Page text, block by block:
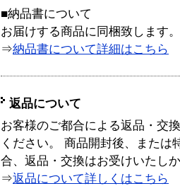
■納品書について
お届けする商品に同梱致します。
⇒納品書について詳細はこちら
返品について
お客様のご都合による返品・交
ください。 商品開封後、または
合、返品・交換はお受けいたし
⇒返品について詳しくはこちら